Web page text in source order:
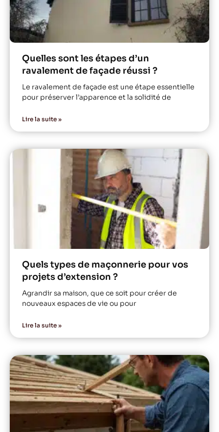
Quelles sont les étapes d’un
ravalement de façade réussi ?
Le ravalement de façade est une étape essentielle
pour préserver l’apparence et la solidité de
Lire la suite »
Quels types de maçonnerie pour vos
projets d’extension ?
Agrandir sa maison, que ce soit pour créer de
nouveaux espaces de vie ou pour
Lire la suite »